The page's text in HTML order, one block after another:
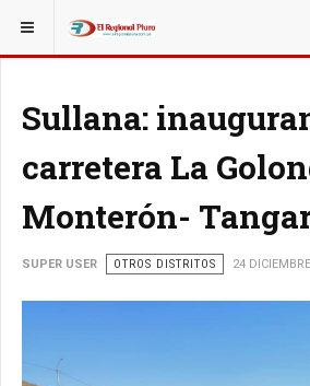
ESTÁ AQUÍ: LOCALES
Sullana:
carretera La
Monterón-
SUPER USER OTROS DISTRITOS 24